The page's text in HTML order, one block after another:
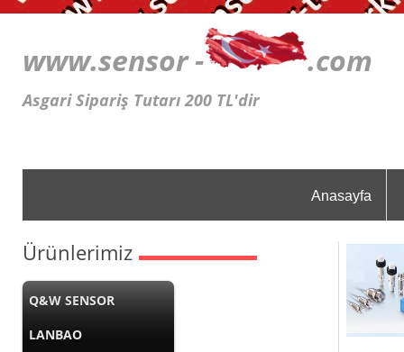
www.sensor -
Asgari Sipariş Tutarı 200 TL'dir
Anasayfa
Ürünlerimiz
Q&W SENSOR
LANBAO